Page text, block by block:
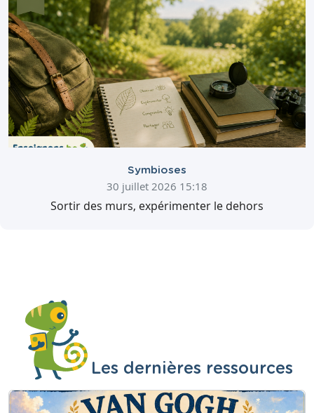
Symbioses
30 juillet 2026 15:18
Sortir des murs, expérimenter le dehors
Les dernières ressources